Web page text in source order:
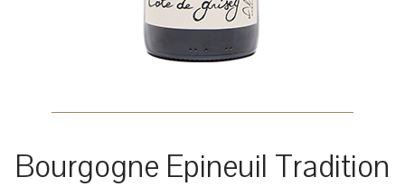
Bourgogne Epineuil Tradition